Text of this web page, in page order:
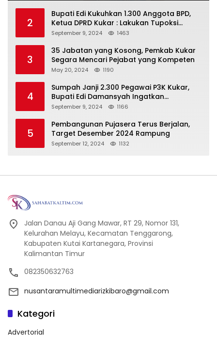
2
Bupati Edi Kukuhkan 1.300 Anggota BPD,
Ketua DPRD Kukar : Lakukan Tupoksi
Dengan Baik Untuk Wujudkan
September 9, 2024 1463
3
35 Jabatan yang Kosong, Pemkab Kukar
Segara Mencari Pejabat yang Kompeten
May 20, 2024 1190
4
Sumpah Janji 2.300 Pegawai P3K Kukar,
Bupati Edi Damansyah Ingatkan
Tanggung Jawab Baru
September 9, 2024 1166
5
Pembangunan Pujasera Terus Berjalan,
Target Desember 2024 Rampung
September 12, 2024 1132
Jalan Danau Aji Gang Mawar, RT 29, Nomor 131,
Kelurahan Melayu, Kecamatan Tenggarong,
Kabupaten Kutai Kartanegara, Provinsi
Kalimantan Timur
082350632763
nusantaramultimediarizkibaro@gmail.com
Kategori
Advertorial